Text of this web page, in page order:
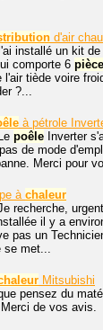
d'air
installé un kit de
comporte 6
l'air tiède voire
?...
à pétrole
poêle Inverter
de mode
Merci pour
à chaleur
recherche,
il y a
pas un
met...
Mitsubishi
pensez du
de vos avis.